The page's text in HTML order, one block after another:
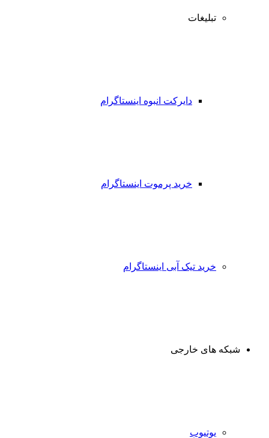
تبلیغات
دایرکت انبوه اینستاگرام
خرید پرموت اینستاگرام
خرید تیک آبی اینستاگرام
شبکه های خارجی
یوتیوب